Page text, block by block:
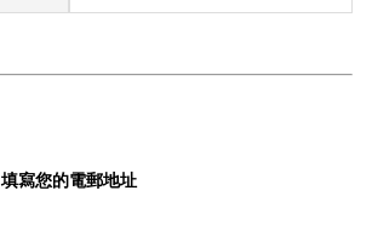
填寫您的電郵地址